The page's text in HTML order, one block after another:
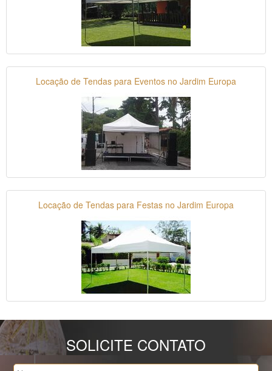
Locação de Tendas para Eventos no Jardim Europa
Locação de Tendas para Festas no Jardim Europa
SOLICITE CONTATO